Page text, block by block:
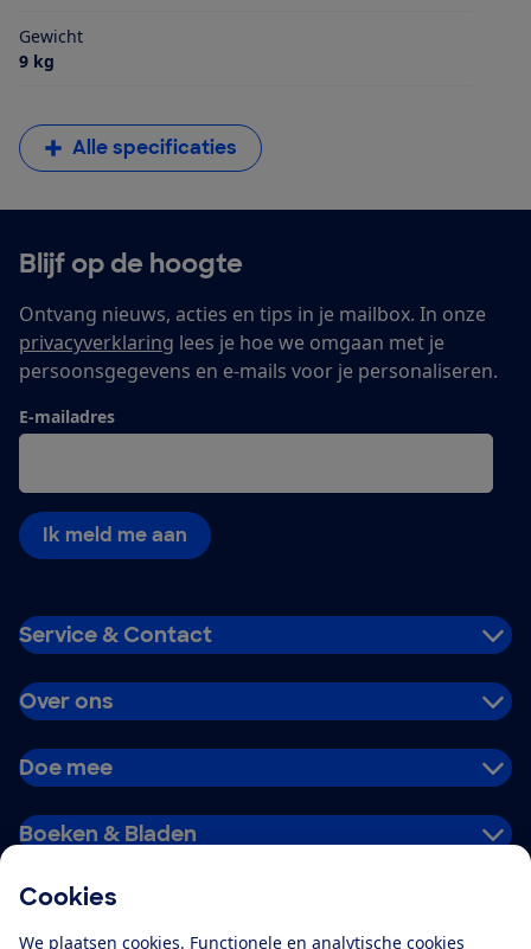
Cookies
We plaatsen cookies. Functionele en analytische cookies
Gewicht
9 kg
Alle specificaties
Blijf op de hoogte
Ontvang nieuws, acties en tips in je mailbox. In onze
privacyverklaring lees je hoe we omgaan met je
persoonsgegevens en e-mails voor je personaliseren.
E-mailadres
Ik meld me aan
Service & Contact
Over ons
Doe mee
Boeken & Bladen